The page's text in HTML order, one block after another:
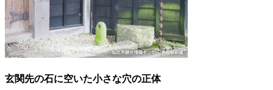
玄関先の石に空いた小さな穴の正体